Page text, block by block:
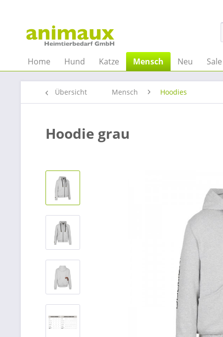
Home Hund Katze Mensch Neu
Übersicht Mensch Hoodies
Hoodie grau